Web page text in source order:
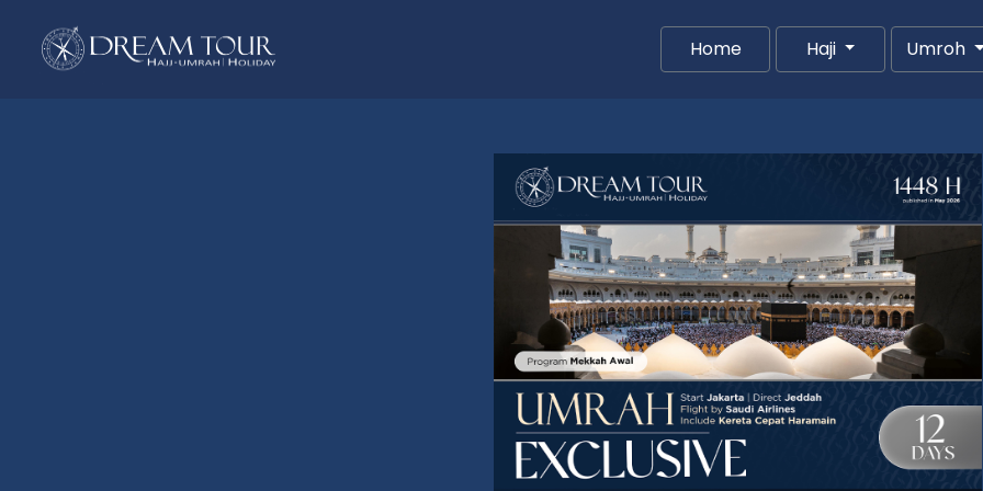
Home(current)Haji Umroh